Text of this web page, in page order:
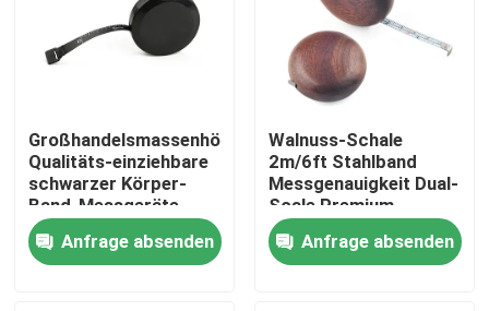
Haus
Großhandelsmassenhöhen-
Qualitäts-einziehbare
schwarzer Körper-
Band-Messgeräte
Wintape mit Platic Tab
For Promotion Gift
Anfrage absenden
Walnuss-Schale
2m/6ft Stahlband
Messgenauigkeit Dual-
Scale Premium-
Geschenk mit
langlebigem Design,
glatten Kanten & 6mm
Anfrage absenden